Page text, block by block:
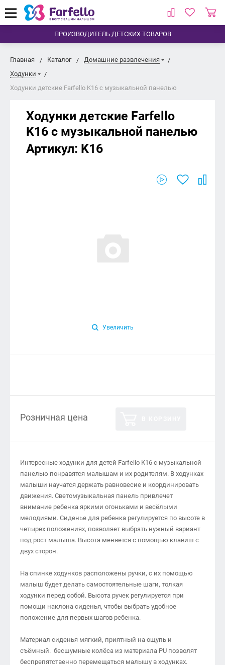
ПРОИЗВОДИТЕЛЬ ДЕТСКИХ ТОВАРОВ
Главная Каталог
Домашние развлечения
Ходунки
Ходунки детские Farfello K16 с музыкальной панелью
Ходунки детские Farfello
K16 с музыкальной панелью
Артикул: K16
Увеличить
Розничная цена
Интересные ходунки для детей Farfello К16 с музыкальной
панелью понравятся малышам и их родителям. В ходунках
малыши научатся держать равновесие и координировать
движения. Светомузыкальная панель привлечет
внимание ребенка яркими огоньками и весёлыми
мелодиями. Сиденье для ребенка регулируется по высоте в
четырех положениях, позволяет выбрать нужный вариант
под рост малыша. Высота меняется с помощью клавиш с
двух сторон.
На спинке ходунков расположены ручки, с их помощью
малыш будет делать самостоятельные шаги, толкая
ходунки перед собой. Высота ручек регулируется при
помощи наклона сиденья, чтобы выбрать удобное
положение для первых шагов ребенка.
Материал сиденья мягкий, приятный на ощупь и
съёмный. бесшумные колёса из материала PU позволят
беспрепятственно перемещаться малышу в ходунках.